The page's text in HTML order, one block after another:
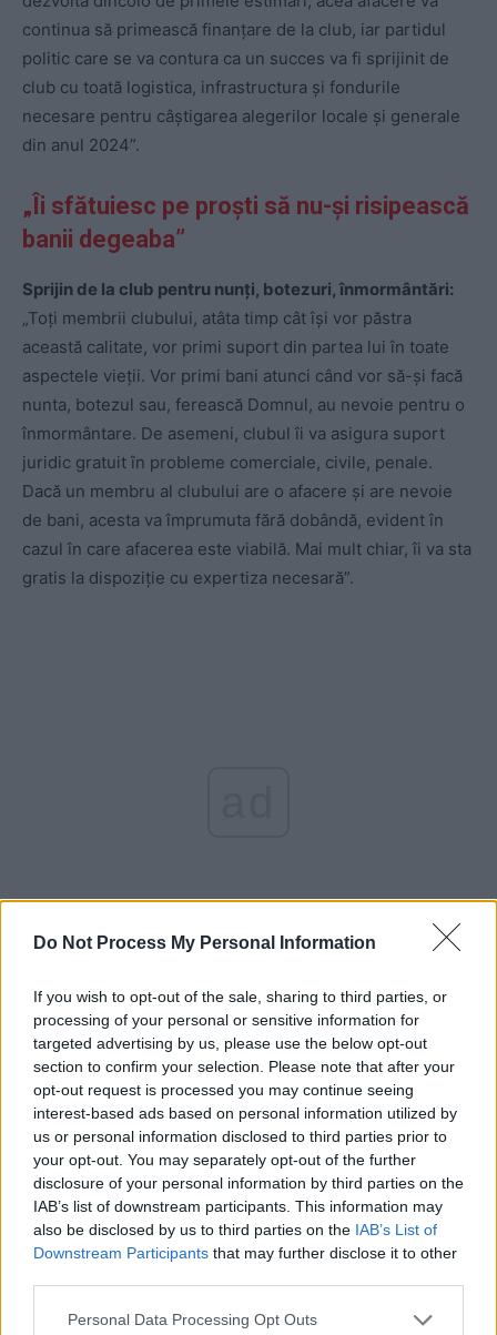
Do Not Process My Personal Information
If you wish to opt-out of the sale, sharing to third parties, or
processing of your personal or sensitive information for
targeted advertising by us, please use the below opt-out
section to confirm your selection. Please note that after your
opt-out request is processed you may continue seeing
interest-based ads based on personal information utilized by
us or personal information disclosed to third parties prior to
your opt-out. You may separately opt-out of the further
disclosure of your personal information by third parties on the
IAB’s list of downstream participants. This information may
also be disclosed by us to third parties on the IAB’s List of
Downstream Participants that may further disclose it to other
Personal Data Processing Opt Outs
continua să primească finanțare de la club, iar partidul
politic care se va contura ca un succes va fi sprijinit de
club cu toată logistica, infrastructura și fondurile
necesare pentru câștigarea alegerilor locale și generale
din anul 2024”.
„Îi sfătuiesc pe proști să nu-și risipească
banii degeaba”
Sprijin de la club pentru nunți, botezuri, înmormântări:
„Toți membrii clubului, atâta timp cât își vor păstra
această calitate, vor primi suport din partea lui în toate
aspectele vieții. Vor primi bani atunci când vor să-și facă
nunta, botezul sau, ferească Domnul, au nevoie pentru o
înmormântare. De asemeni, clubul îi va asigura suport
juridic gratuit în probleme comerciale, civile, penale.
Dacă un membru al clubului are o afacere și are nevoie
de bani, acesta va împrumuta fără dobândă, evident în
cazul în care afacerea este viabilă. Mai mult chiar, îi va sta
gratis la dispoziție cu expertiza necesară”.
Taxă de 10 euro pentru participarea la curs:„Criteriile
pentru a deveni membru al clubului vor fi publicate în
prima săptămână a lunii septembrie, odată cu statutul.
Generație, să nu scapi din vedere faptul că sunt om de
afaceri, pe deoparte, și că în viață nu obții nimic gratis.
Pentru a urmări aceste cursuri, acei care vor dori să o
facă vor trebui să plătească 10 euro pentru fiecare zi de
curs. Din acești bani, o parte vor plăti costurile de
transmisie pe internet, iar ceea ce rămâne va intra în
visteria clubului. Alături de banii mei, sumele respective
vor contribui la susținerea proiectelor”.